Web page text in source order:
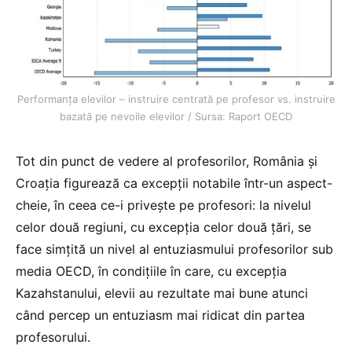
Performanța elevilor – instruire centrată pe profesor vs. instruire
bazată pe nevoile elevilor / Sursa: Raport OECD
Tot din punct de vedere al profesorilor, România și
Croația figurează ca excepții notabile într-un aspect-
cheie, în ceea ce-i privește pe profesori: la nivelul
celor două regiuni, cu excepția celor două țări, se
face simțită un nivel al entuziasmului profesorilor sub
media OECD, în condițiile în care, cu excepția
Kazahstanului, elevii au rezultate mai bune atunci
când percep un entuziasm mai ridicat din partea
profesorului.